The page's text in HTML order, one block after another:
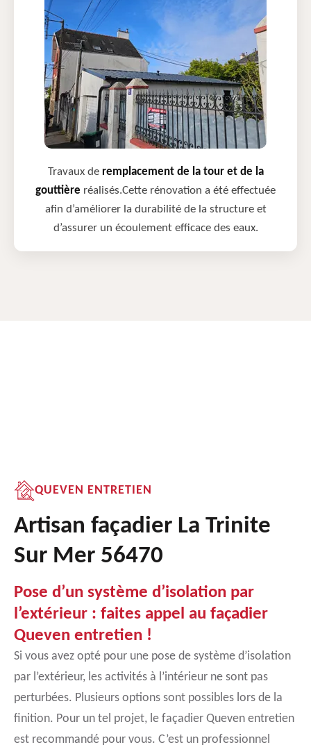
Travaux de remplacement de la tour et de la
gouttière réalisés.Cette rénovation a été effectuée
afin d’améliorer la durabilité de la structure et
d’assurer un écoulement efficace des eaux.
QUEVEN ENTRETIEN
Artisan façadier La Trinite
Sur Mer 56470
Pose d’un système d’isolation par
l’extérieur : faites appel au façadier
Queven entretien !
Si vous avez opté pour une pose de système d’isolation
par l’extérieur, les activités à l’intérieur ne sont pas
perturbées. Plusieurs options sont possibles lors de la
finition. Pour un tel projet, le façadier Queven entretien
est recommandé pour vous. C’est un professionnel